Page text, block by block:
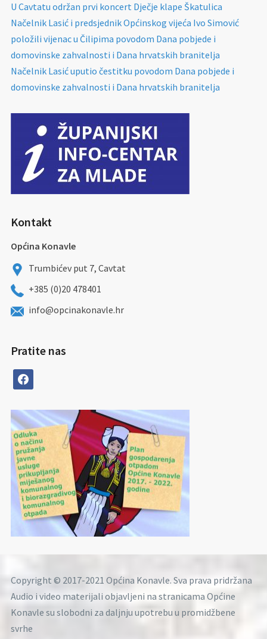
U Cavtatu održan prvi koncert Dječje klape Škatulica
Načelnik Lasić i predsjednik Općinskog vijeća Ivo Simović
položili vijenac u Čilipima povodom Dana pobjede i
domovinske zahvalnosti i Dana hrvatskih branitelja
Načelnik Lasić uputio čestitku povodom Dana pobjede i
domovinske zahvalnosti i Dana hrvatskih branitelja
Kontakt
Općina Konavle
Trumbićev put 7, Cavtat
+385 (0)20 478401
info@opcinakonavle.hr
Pratite nas
facebook
Copyright © 2017-2021 Općina Konavle. Sva prava pridržana
Audio i video materijali objavljeni na stranicama Općine
Konavle su slobodni za daljnju upotrebu u promidžbene
svrhe